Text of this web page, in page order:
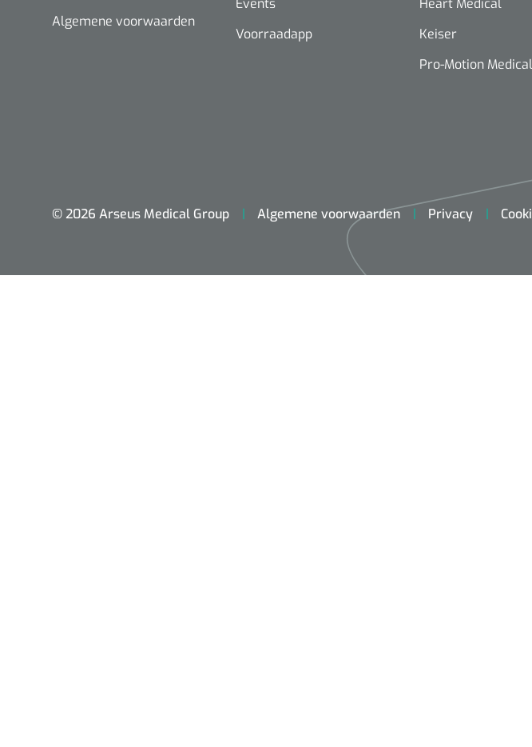
Algemene voorwaarden
Events
Voorraadapp
Heart Medical
Keiser
Pro-Motion Medical
© 2026 Arseus Medical Group Algemene voorwaarden Privacy